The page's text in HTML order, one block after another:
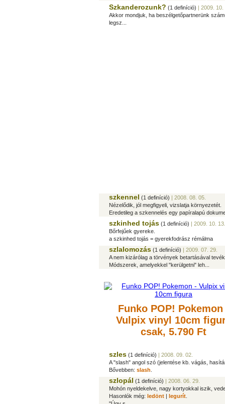
Szkanderozunk? (1 definíció) | 2009. 10.
Akkor mondjuk, ha beszélgetőpartnerünk
legsz...
szkennel (1 definíció) | 2008. 08. 05.
Nézelődik, jól megfigyeli, vizslatja környezetét.
Eredetileg a szkennelés egy papíralapú
szkinhed tojás (1 definíció) | 2009. 10. 13.
Bőrfejűek gyereke.
a szkinhed tojás = gyerekfodrász rémálma
szlalomozás (1 definíció) | 2009. 07. 29.
A nem kizárólag a törvények betartásával
Módszerek, amelyekkel "kerülgetni" leh...
Funko POP! Pokemon
Vulpix vinyl 10cm
csak, 5.790 Ft
szles (1 definíció) | 2008. 09. 02.
A "slash" angol szó (jelentése kb. vágás,
Bővebben: slash
szlopál (1 definíció) | 2008. 06. 29.
Mohón nyeldekelve, nagy kortyokkal iszik,
Hasonlók még: ledönt | legurít